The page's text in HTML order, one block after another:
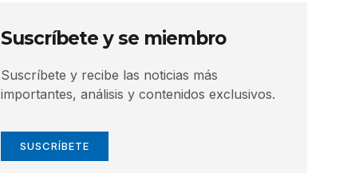
Suscríbete y se miembro
Suscríbete y recibe las noticias más
importantes, análisis y contenidos exclusivos.
SUSCRÍBETE